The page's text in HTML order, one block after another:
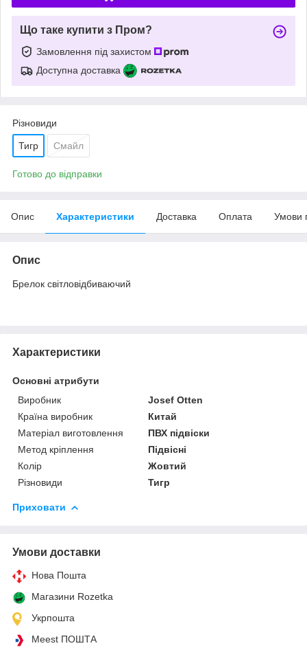
Що таке купити з Пром?
Замовлення під захистом
Доступна доставка
Різновиди
Тигр Смайл
Готово до відправки
Опис Характеристики Доставка Оплата Умови
Опис
Брелок світловідбиваючий
Характеристики
Основні атрибути
Виробник
Josef Otten
Країна виробник
Китай
Матеріал виготовлення
ПВХ підвіски
Метод кріплення
Підвісні
Колір
Жовтий
Різновиди
Тигр
Приховати
Умови доставки
Нова Пошта
Магазини Rozetka
Укрпошта
Meest ПОШТА